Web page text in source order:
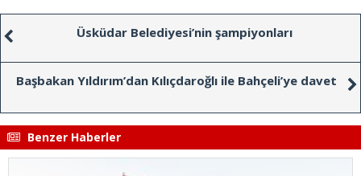
Üsküdar Belediyesi’nin şampiyonları
Başbakan Yıldırım’dan Kılıçdaroğlı ile Bahçeli’ye davet
Benzer Haberler